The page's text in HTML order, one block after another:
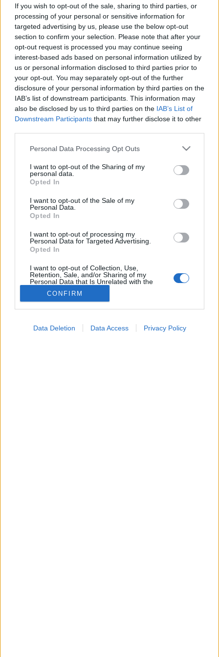
If you wish to opt-out of the sale, sharing to third parties, or
processing of your personal or sensitive information for
targeted advertising by us, please use the below opt-out
section to confirm your selection. Please note that after your
opt-out request is processed you may continue seeing
interest-based ads based on personal information utilized by
us or personal information disclosed to third parties prior to
your opt-out. You may separately opt-out of the further
disclosure of your personal information by third parties on the
IAB’s list of downstream participants. This information may
also be disclosed by us to third parties on the IAB’s List of
Downstream Participants that may further disclose it to other
Please note that this website/app uses one or more Google
not limited to your visit or usage behaviour. You may click to
grant or deny consent to Google and its third-party tags to
use your data for below specified purposes in below Google
consent section.
Personal Data Processing Opt Outs
I want to opt-out of the Sharing of my
personal data.
Opted In
I want to opt-out of the Sale of my
Personal Data.
Opted In
I want to opt-out of processing my
Personal Data for Targeted Advertising.
Opted In
I want to opt-out of Collection, Use,
Retention, Sale, and/or Sharing of my
Personal Data that Is Unrelated with the
Purposes for which it was collected.
Opted Out
CONFIRM
Data Deletion Data Access Privacy Policy
formájában
2025. július 03. 07:34
Küldés Küldés Messengeren